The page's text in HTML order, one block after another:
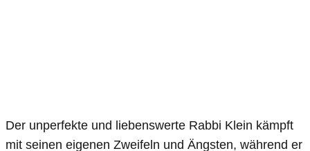
Der unperfekte und liebenswerte Rabbi Klein kämpft
mit seinen eigenen Zweifeln und Ängsten, während er